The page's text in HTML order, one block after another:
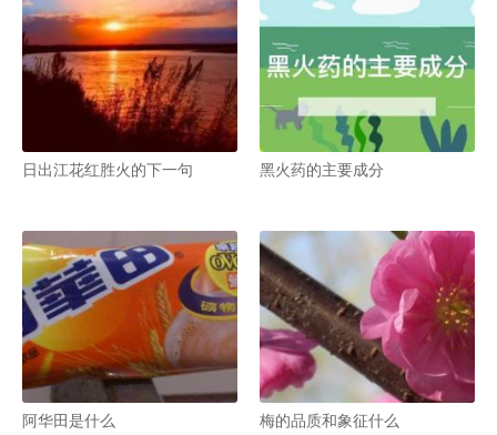
日出江花红胜火的下一句 黑火药的主要成分
阿华田是什么 梅的品质和象征什么